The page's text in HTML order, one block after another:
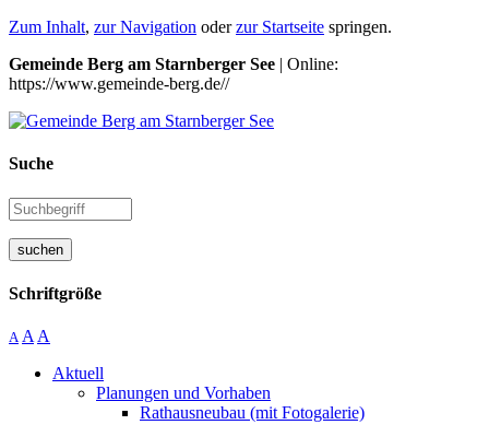
Zum Inhalt, zur Navigation oderzur Startseite springen.
Gemeinde Berg am Starnberger See | Online:
https://www.gemeinde-berg.de//
Suche
suchen
Schriftgröße
A A A
Aktuell
Planungen und Vorhaben
Rathausneubau (mit Fotogalerie)